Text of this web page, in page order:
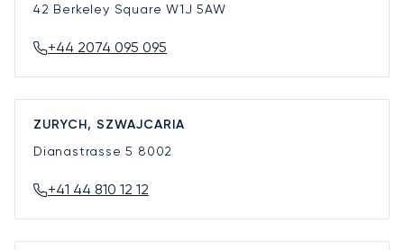
42 Berkeley SquareW1J 5AW
+44 2074 095 095
ZURYCH, SZWAJCARIA
Dianastrasse 5 8002
+41 44 810 12 12